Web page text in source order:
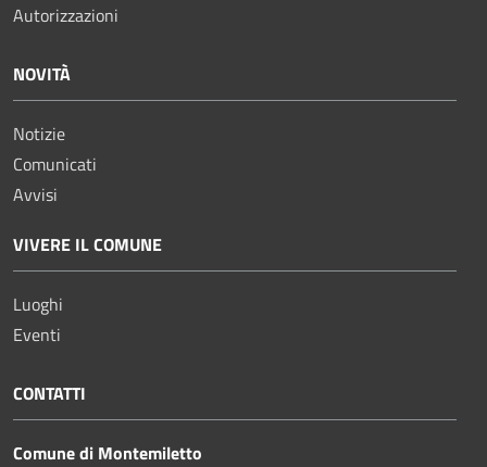
Autorizzazioni
NOVITÀ
Notizie
Comunicati
Avvisi
VIVERE IL COMUNE
Luoghi
Eventi
CONTATTI
Comune di Montemiletto